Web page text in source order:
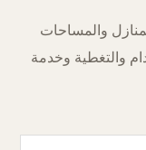
والمساحات
والتغطية وخدمة